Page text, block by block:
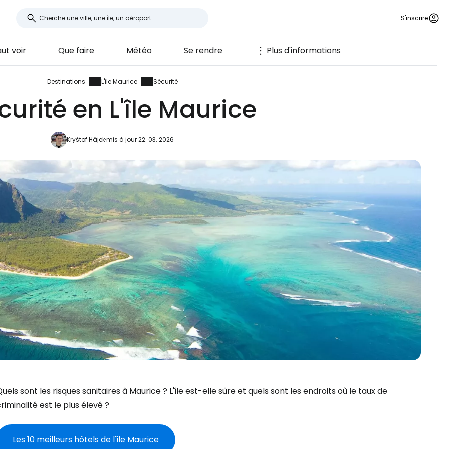
S'inscrire
voir Que faire Météo Se rendre Plus d'informations
Destinations L'île Maurice Sécurité
en L'île Maurice
Kryštof Hájekmis à jour 22. 03. 2026
sont les risques sanitaires à Maurice ? L'île est-elle sûre et quels sont les endroits où le taux de
est le plus élevé ?
Les 10 meilleurs hôtels de l'île Maurice